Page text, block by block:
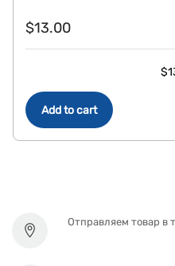
Add to cart
$13.00
$
Отправляем товар в